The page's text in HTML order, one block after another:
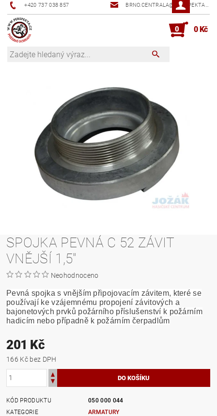
+420 737 038 857 BRNO.CENTRALA@PERSPEKTA.CZ
0 0 Kč
SPOJKA PEVNÁ C 52 ZÁVIT
VNĚJŠÍ 1,5"
Neohodnoceno
Pevná spojka s vnějším připojovacím závitem, které se
používají ke vzájemnému propojení závitových a
bajonetových prvků požárního příslušenství k požárním
hadicím nebo případně k požárním čerpadlům
201 Kč
166 Kč bez DPH
KÓD PRODUKTU
050 000 044
KATEGORIE
ARMATURY